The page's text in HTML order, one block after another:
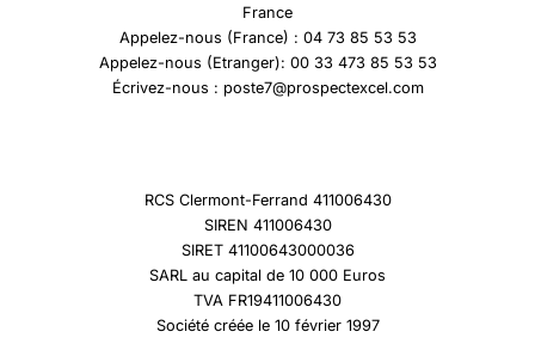
France
Appelez-nous (France) : 04 73 85 53 53
Appelez-nous (Etranger): 00 33 473 85 53 53
Écrivez-nous : poste7@prospectexcel.com
RCS Clermont-Ferrand 411006430
SIREN 411006430
SIRET 41100643000036
SARL au capital de 10 000 Euros
TVA FR19411006430
Société créée le 10 février 1997